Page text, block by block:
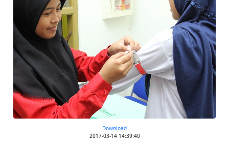
Download
2017-03-14 14:39:40